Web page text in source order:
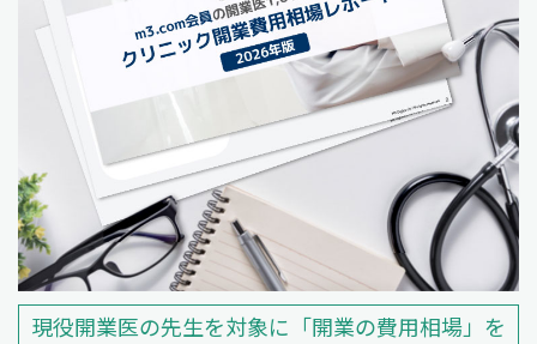
現役開業医の先生を対象に「開業の費用相場」を